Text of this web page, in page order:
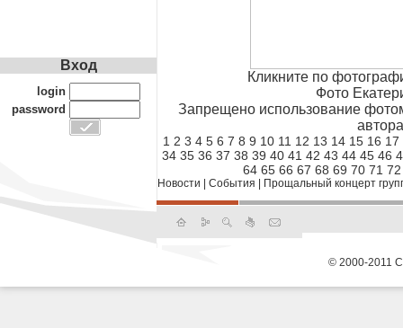
Кликните по
Фото
Запрещено использование
1 2 3 4 5 6 7 8 9 10 11 12 13 14 15 16 17
34 35 36 37 38 39 40 41 42 43 44 45 46
64 65 66 67 68 69 70 71 72
Новости События Прощальный концерт
Вход
login
password
© 2000-2011